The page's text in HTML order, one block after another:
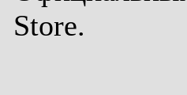
Store.